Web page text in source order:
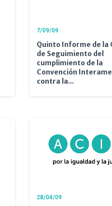
7/09/09
Quinto Informe de la
de Seguimiento del
cumplimiento de la
Convención
contra la...
28/04/09